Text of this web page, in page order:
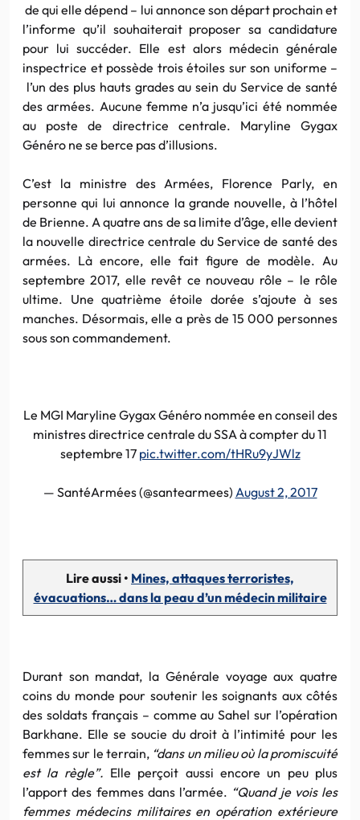
de qui elle dépend – lui annonce son départ prochain et
l’informe qu’il souhaiterait proposer sa candidature
pour lui succéder. Elle est alors médecin générale
inspectrice et possède trois étoiles sur son uniforme –
l’un des plus hauts grades au sein du Service de santé
des armées. Aucune femme n’a jusqu’ici été nommée
au poste de directrice centrale. Maryline Gygax
Généro ne se berce pas d’illusions.
C’est la ministre des Armées, Florence Parly, en
personne qui lui annonce la grande nouvelle, à l’hôtel
de Brienne. A quatre ans de sa limite d’âge, elle devient
la nouvelle directrice centrale du Service de santé des
armées. Là encore, elle fait figure de modèle. Au
septembre 2017, elle revêt ce nouveau rôle – le rôle
ultime. Une quatrième étoile dorée s’ajoute à ses
manches. Désormais, elle a près de 15 000 personnes
sous son commandement.
Le MGI Maryline Gygax Généro nommée en conseil des
ministres directrice centrale du SSA à compter du 11
septembre 17 pic.twitter.com/tHRu9yJWlz
— SantéArmées (@santearmees) August 2, 2017
Lire aussi • Mines, attaques terroristes,
évacuations… dans la peau d’un médecin militaire
Durant son mandat, la Générale voyage aux quatre
coins du monde pour soutenir les soignants aux côtés
des soldats français – comme au Sahel sur l’opération
Barkhane. Elle se soucie du droit à l’intimité pour les
femmes sur le terrain, “dans un milieu où la promiscuité
est la règle”. Elle perçoit aussi encore un peu plus
l’apport des femmes dans l’armée. “Quand je vois les
femmes médecins militaires en opération extérieure